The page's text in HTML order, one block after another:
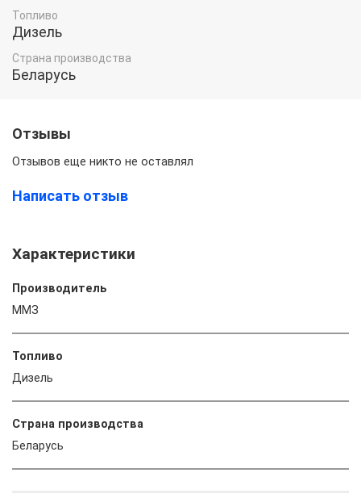
Топливо
Дизель
Страна производства
Беларусь
Отзывы
Отзывов еще никто не оставлял
Написать отзыв
Характеристики
Производитель
ММЗ
Топливо
Дизель
Страна производства
Беларусь